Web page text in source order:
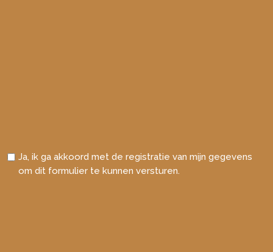
Ja, ik ga akkoord met de registratie van mijn gegevens
om dit formulier te kunnen versturen.